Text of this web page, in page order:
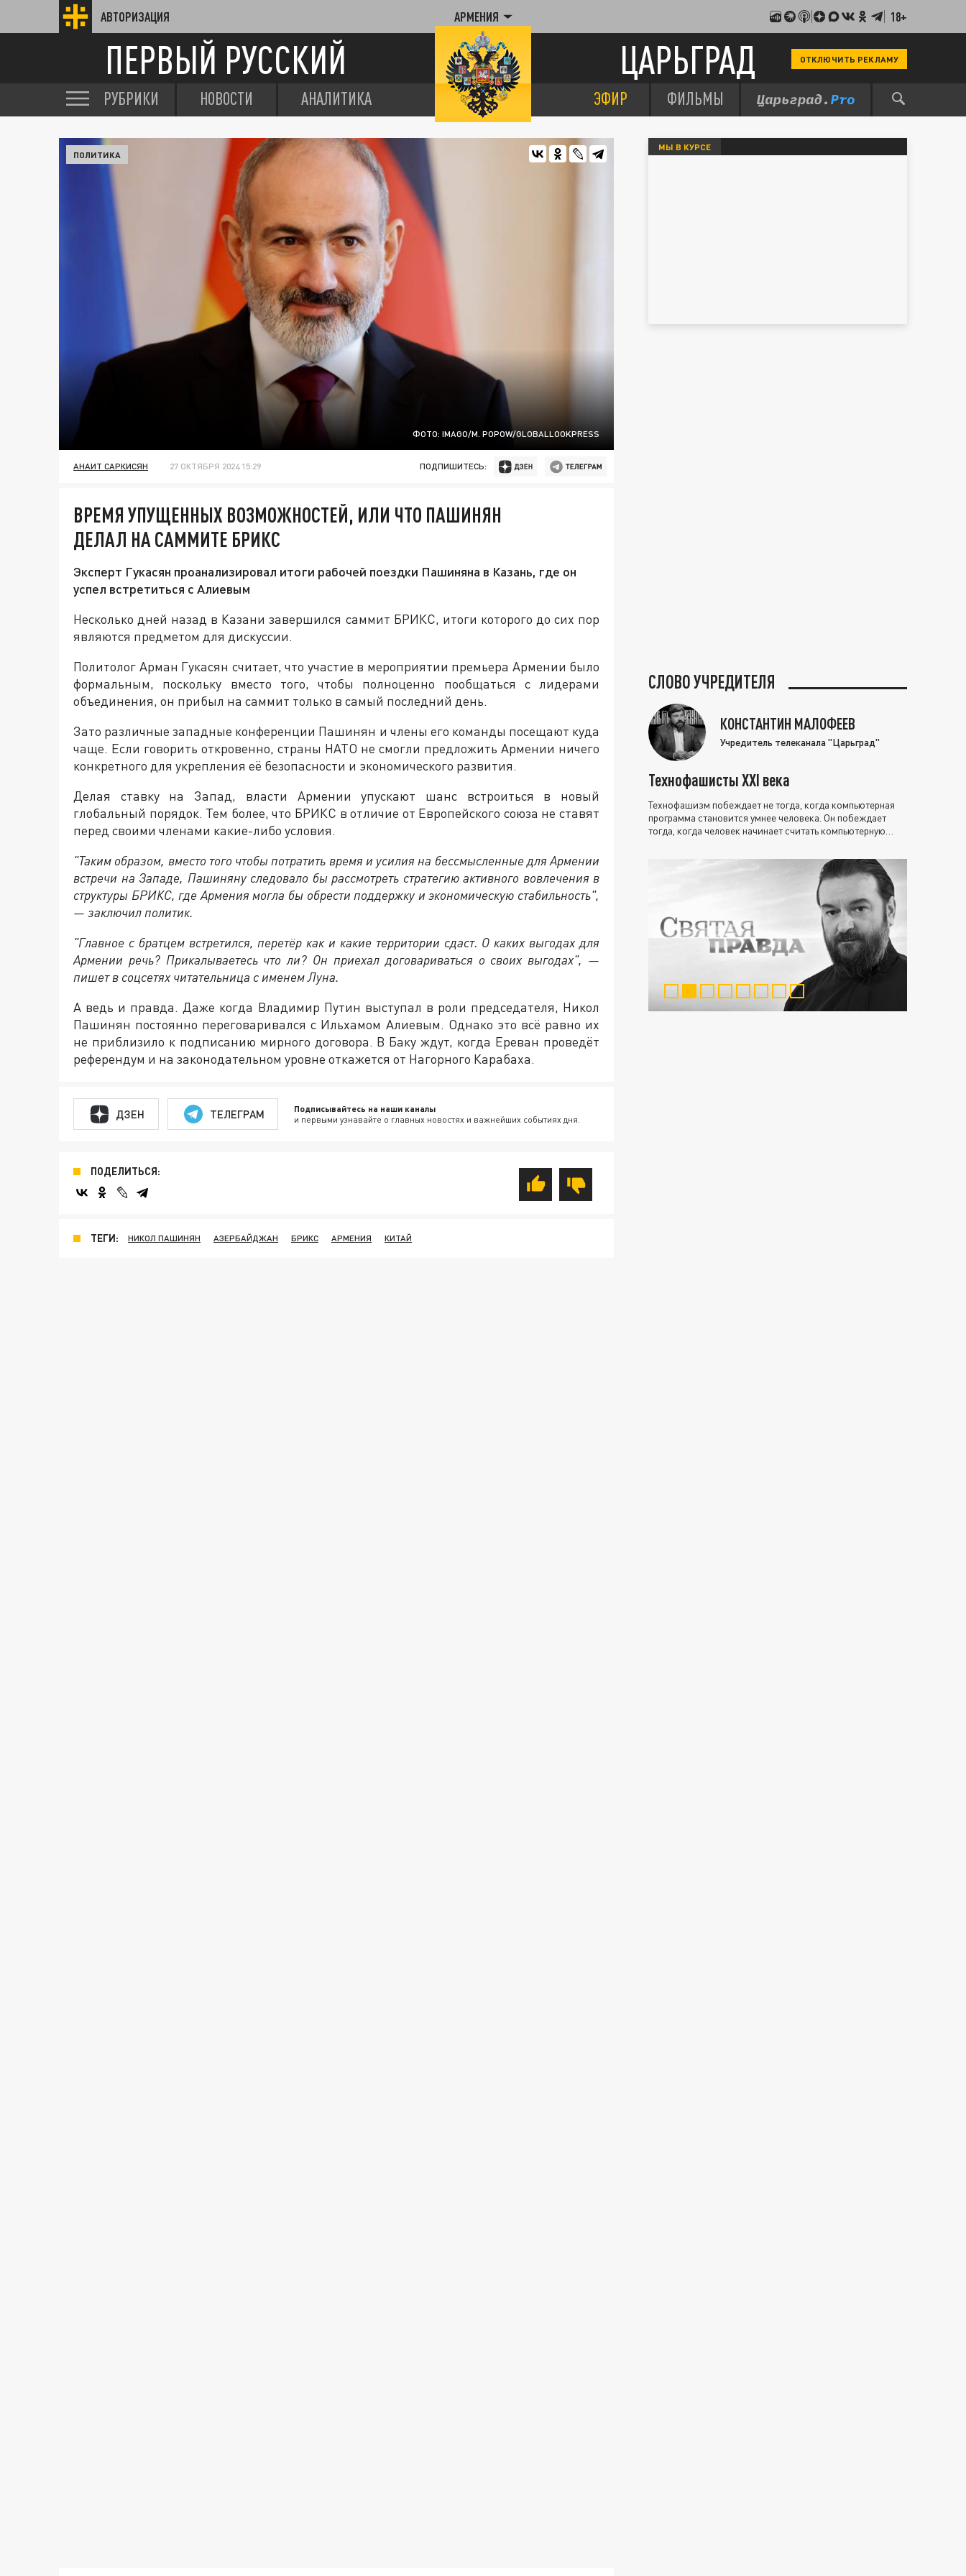
АВТОРИЗАЦИЯ АРМЕНИЯ 18+
ПЕРВЫЙ РУССКИЙ ЦАРЬГРАД ОТКЛЮЧИТЬ РЕКЛАМУ
РУБРИКИ НОВОСТИ АНАЛИТИКА ЭФИР ФИЛЬМЫ
ФОТО: IMAGO/M. POPOW/GLOBALLOOKPRESS
ПОЛИТИКА
АНАИТ САРКИСЯН 27 ОКТЯБРЯ 2024 15:29 ПОДПИШИТЕСЬ:
ВРЕМЯ УПУЩЕННЫХ ВОЗМОЖНОСТЕЙ, ИЛИ ЧТО ПАШИНЯН
ДЕЛАЛ НА САММИТЕ БРИКС
Эксперт Гукасян проанализировал итоги рабочей поездки Пашиняна в Казань, где он
успел встретиться с Алиевым
Несколько дней назад в Казани завершился саммит БРИКС, итоги которого до сих пор
являются предметом для дискуссии.
Политолог Арман Гукасян считает, что участие в мероприятии премьера Армении было
формальным, поскольку вместо того, чтобы полноценно пообщаться с лидерами
объединения, он прибыл на саммит только в самый последний день.
Зато различные западные конференции Пашинян и члены его команды посещают куда
чаще. Если говорить откровенно, страны НАТО не смогли предложить Армении ничего
конкретного для укрепления её безопасности и экономического развития.
Делая ставку на Запад, власти Армении упускают шанс встроиться в новый
глобальный порядок. Тем более, что БРИКС в отличие от Европейского союза не ставят
перед своими членами какие-либо условия.
"Таким образом, вместо того чтобы потратить время и усилия на бессмысленные для Армении
встречи на Западе, Пашиняну следовало бы рассмотреть стратегию активного вовлечения в
структуры БРИКС, где Армения могла бы обрести поддержку и экономическую стабильность",
— заключил политик.
"Главное с братцем встретился, перетёр как и какие территории сдаст. О каких выгодах для
Армении речь? Прикалываетесь что ли? Он приехал договариваться о своих выгодах", —
пишет в соцсетях читательница с именем Луна.
А ведь и правда. Даже когда Владимир Путин выступал в роли председателя, Никол
Пашинян постоянно переговаривался с Ильхамом Алиевым. Однако это всё равно их
не приблизило к подписанию мирного договора. В Баку ждут, когда Ереван проведёт
референдум и на законодательном уровне откажется от Нагорного Карабаха.
ДЗЕН ТЕЛЕГРАМ Подписывайтесь на наши каналы
и первыми узнавайте о главных новостях и важнейших событиях дня.
ПОДЕЛИТЬСЯ:
ТЕГИ: НИКОЛ ПАШИНЯН АЗЕРБАЙДЖАН БРИКС АРМЕНИЯ КИТАЙ
МЫ В КУРСЕ
СЛОВО УЧРЕДИТЕЛЯ
КОНСТАНТИН МАЛОФЕЕВ
Учредитель телеканала "Царьград"
Технофашисты XXI века
Технофашизм побеждает не тогда, когда компьютерная
программа становится умнее человека. Он побеждает
тогда, когда человек начинает считать компьютерную